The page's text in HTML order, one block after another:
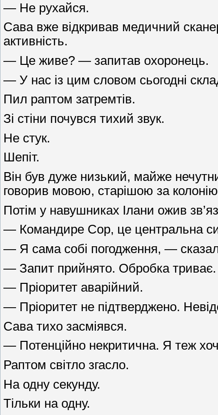
— Не рухайся.
Сава вже відкривав медичний
активність.
— Це живе? — запитав охоронець.
— У нас із цим словом сьогодні
Пил раптом затремтів.
Зі стіни почувся тихий звук.
Не стук.
Шепіт.
Він був дуже низький, майже
говорив мовою, старішою за
Потім у навушниках Ілани ожив
— Командире Сор, це центральна
— Я сама собі погодження, — сказала
— Запит прийнято. Обробка триває.
— Пріоритет аварійний.
— Пріоритет не підтверджено.
Сава тихо засміявся.
— Потенційно некритична. Я теж
Раптом світло згасло.
На одну секунду.
Тільки на одну.